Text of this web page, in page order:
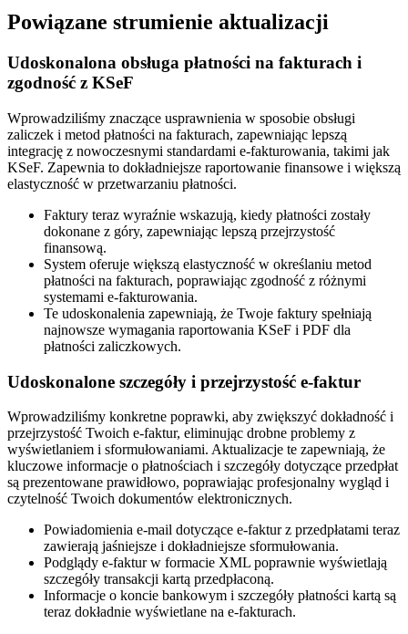
Powiązane strumienie aktualizacji
Udoskonalona obsługa płatności na fakturach i
zgodność z KSeF
Wprowadziliśmy znaczące usprawnienia w sposobie obsługi
zaliczek i metod płatności na fakturach, zapewniając lepszą
integrację z nowoczesnymi standardami e-fakturowania, takimi jak
KSeF. Zapewnia to dokładniejsze raportowanie finansowe i większą
elastyczność w przetwarzaniu płatności.
Faktury teraz wyraźnie wskazują, kiedy płatności zostały
dokonane z góry, zapewniając lepszą przejrzystość
finansową.
System oferuje większą elastyczność w określaniu metod
płatności na fakturach, poprawiając zgodność z różnymi
systemami e-fakturowania.
Te udoskonalenia zapewniają, że Twoje faktury spełniają
najnowsze wymagania raportowania KSeF i PDF dla
płatności zaliczkowych.
Udoskonalone szczegóły i przejrzystość e-faktur
Wprowadziliśmy konkretne poprawki, aby zwiększyć dokładność i
przejrzystość Twoich e-faktur, eliminując drobne problemy z
wyświetlaniem i sformułowaniami. Aktualizacje te zapewniają, że
kluczowe informacje o płatnościach i szczegóły dotyczące przedpłat
są prezentowane prawidłowo, poprawiając profesjonalny wygląd i
czytelność Twoich dokumentów elektronicznych.
Powiadomienia e-mail dotyczące e-faktur z przedpłatami teraz
zawierają jaśniejsze i dokładniejsze sformułowania.
Podglądy e-faktur w formacie XML poprawnie wyświetlają
szczegóły transakcji kartą przedpłaconą.
Informacje o koncie bankowym i szczegóły płatności kartą są
teraz dokładnie wyświetlane na e-fakturach.